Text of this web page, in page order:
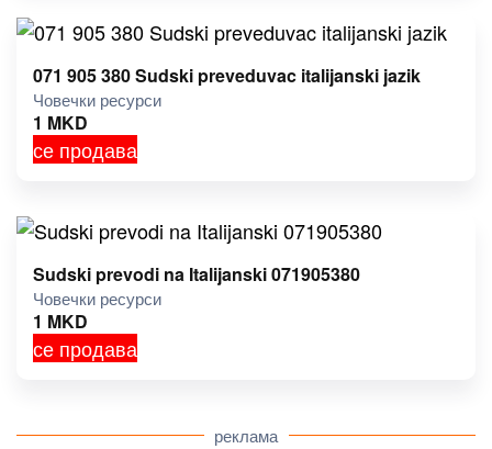
071 905 380 Sudski preveduvac italijanski jazik
Човечки ресурси
1 MKD
се продава
Sudski prevodi na Italijanski 071905380
Човечки ресурси
1 MKD
се продава
реклама